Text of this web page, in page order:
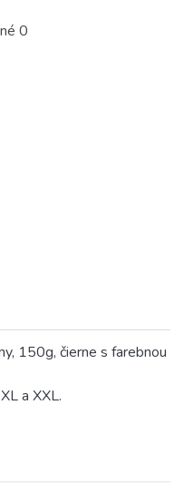
0
150g, čierne s farebnou
a XXL.